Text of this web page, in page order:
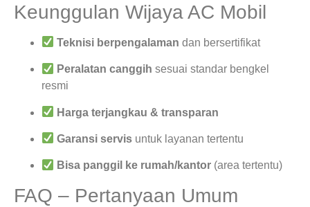
Keunggulan Wijaya AC Mobil
Teknisi berpengalaman dan bersertifikat
Peralatan canggih sesuai standar bengkel
resmi
Harga terjangkau & transparan
Garansi servis untuk layanan tertentu
Bisa panggil ke rumah/kantor (area tertentu)
FAQ – Pertanyaan Umum